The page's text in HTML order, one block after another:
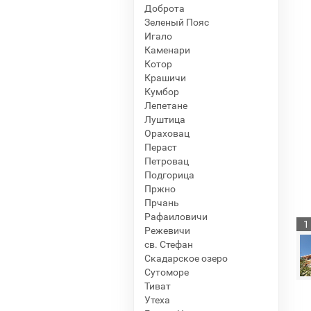
Доброта
Зеленый Пояс
Игало
Каменари
Котор
Крашичи
Кумбор
Лепетане
Луштица
Ораховац
Пераст
Петровац
Подгорица
Пржно
Прчань
Рафаиловичи
Режевичи
св. Стефан
Скадарское озеро
Сутоморе
Тиват
Утеха